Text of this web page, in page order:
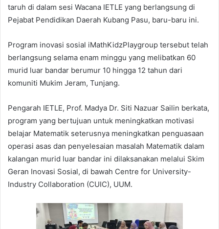
taruh di dalam sesi Wacana IETLE yang berlangsung di
Pejabat Pendidikan Daerah Kubang Pasu, baru-baru ini.
Program inovasi sosial iMathKidzPlaygroup tersebut telah
berlangsung selama enam minggu yang melibatkan 60
murid luar bandar berumur 10 hingga 12 tahun dari
komuniti Mukim Jeram, Tunjang.
Pengarah IETLE, Prof. Madya Dr. Siti Nazuar Sailin berkata,
program yang bertujuan untuk meningkatkan motivasi
belajar Matematik seterusnya meningkatkan penguasaan
operasi asas dan penyelesaian masalah Matematik dalam
kalangan murid luar bandar ini dilaksanakan melalui Skim
Geran Inovasi Sosial, di bawah Centre for University-
Industry Collaboration (CUIC), UUM.